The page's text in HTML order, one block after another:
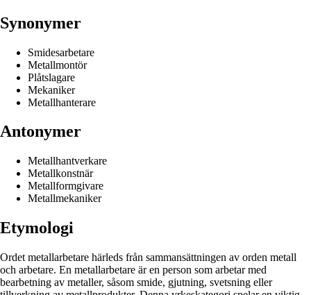
Synonymer
Smidesarbetare
Metallmontör
Plåtslagare
Mekaniker
Metallhanterare
Antonymer
Metallhantverkare
Metallkonstnär
Metallformgivare
Metallmekaniker
Etymologi
Ordet metallarbetare härleds från sammansättningen av orden metall
och arbetare. En metallarbetare är en person som arbetar med
bearbetning av metaller, såsom smide, gjutning, svetsning eller